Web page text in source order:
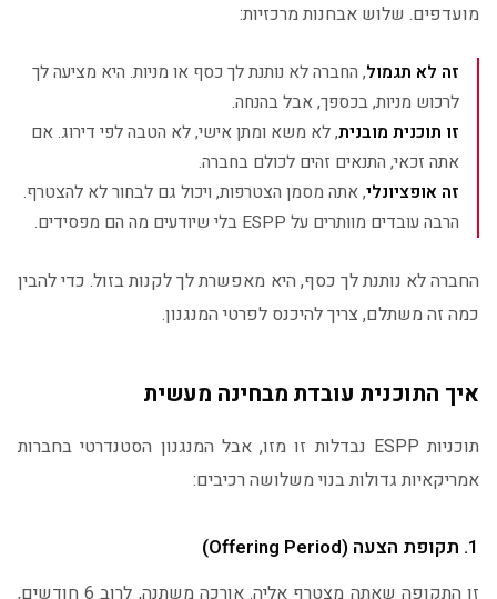
מועדפים. שלוש אבחנות מרכזיות:
זה לא תגמול, החברה לא נותנת לך כסף או מניות. היא מציעה לך
לרכוש מניות, בכספך, אבל בהנחה.
זו תוכנית מובנית, לא משא ומתן אישי, לא הטבה לפי דירוג. אם
אתה זכאי, התנאים זהים לכולם בחברה.
זה אופציונלי, אתה מסמן הצטרפות, ויכול גם לבחור לא להצטרף.
הרבה עובדים מוותרים על ESPP בלי שיודעים מה הם מפסידים.
החברה לא נותנת לך כסף, היא מאפשרת לך לקנות בזול. כדי להבין
כמה זה משתלם, צריך להיכנס לפרטי המנגנון.
איך התוכנית עובדת מבחינה מעשית
תוכניות ESPP נבדלות זו מזו, אבל המנגנון הסטנדרטי בחברות
אמריקאיות גדולות בנוי משלושה רכיבים:
1. תקופת הצעה (Offering Period)
זו התקופה שאתה מצטרף אליה. אורכה משתנה, לרוב 6 חודשים,